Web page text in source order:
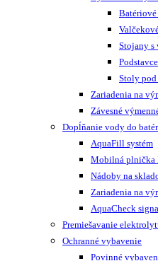
Stojany s
Stoly
Zariadenia na
Závesné
Dopĺňanie vody do
AquaFill systém
Mobilná plnička
Nádoby na
Zariadenia na
AquaCheck
Premiešavanie
Ochranné vybavenie
Povinné